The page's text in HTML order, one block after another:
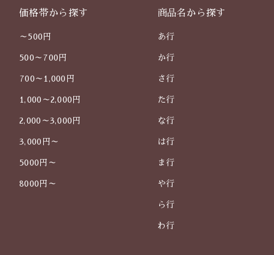
価格帯から探す
～500円
500～700円
700～1,000円
1,000～2,000円
2,000～3,000円
3,000円～
5000円～
8000円～
商品名から探す
あ行
か行
さ行
た行
な行
は行
ま行
や行
ら行
わ行